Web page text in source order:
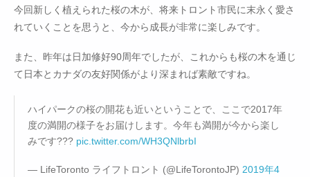
今回新しく植えられた桜の木が、将来トロント市民に末永く愛さ
れていくことを思うと、今から成長が非常に楽しみです。
また、昨年は日加修好90周年でしたが、これからも桜の木を通じ
て日本とカナダの友好関係がより深まれば素敵ですね。
ハイパークの桜の開花も近いということで、ここで2017年
度の満開の様子をお届けします。今年も満開が今から楽し
みです??? pic.twitter.com/WH3QNlbrbI
— LifeToronto ライフトロント (@LifeTorontoJP) 2019年4